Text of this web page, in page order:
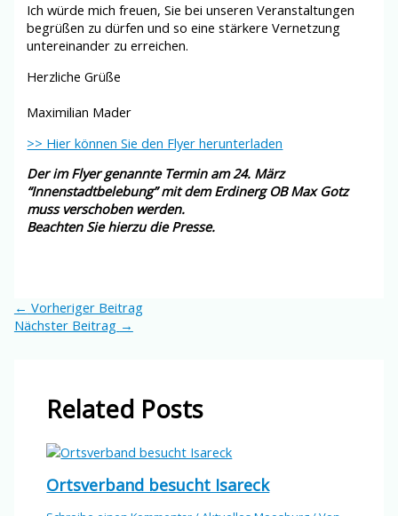
Ich würde mich freuen, Sie bei unseren Veranstaltungen
begrüßen zu dürfen und so eine stärkere Vernetzung
untereinander zu erreichen.
Herzliche Grüße
Maximilian Mader
>> Hier können Sie den Flyer herunterladen
Der im Flyer genannte Termin am 24. März
“Innenstadtbelebung” mit dem Erdinerg OB Max Gotz
muss verschoben werden.
Beachten Sie hierzu die Presse.
← Vorheriger Beitrag
Nächster Beitrag →
Related Posts
Ortsverband besucht Isareck